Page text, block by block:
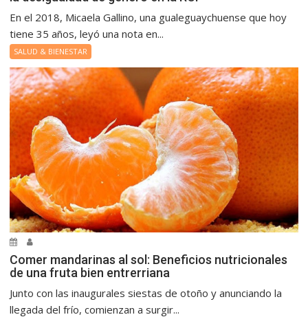
En el 2018, Micaela Gallino, una gualeguaychuense que hoy
tiene 35 años, leyó una nota en...
SALUD & BIENESTAR
Comer mandarinas al sol: Beneficios nutricionales
de una fruta bien entrerriana
Junto con las inaugurales siestas de otoño y anunciando la
llegada del frío, comienzan a surgir...